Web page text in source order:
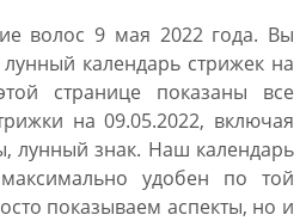
волос 9 мая 2022 года. Вы
календарь стрижек на
странице показаны все
на 09.05.2022, включая
лунный знак. Наш календарь
удобен по той
показываем аспекты, но и